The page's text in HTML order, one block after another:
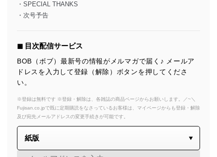
・SPECIAL THANKS
・次号予告
◼︎ 目次配信サービス
BOB（ボブ）最新号の情報がメルマガで届く♪ メールア
ドレスを入力して登録（解除）ボタンを押してくださ
い。
※登録は無料です ※登録・解除は、各雑誌の商品ページからお願いします。／~＼
Fujisan.co.jpで既に定期購読をなさっているお客様は、マイページからも登録・解除
及び宛先メールアドレスの変更手続きが可能です。